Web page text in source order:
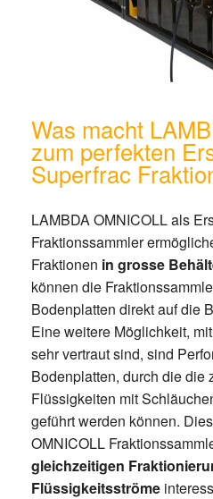
Was macht
zum perfekten
Superfrac
LAMBDA OMNICOLL als
Fraktionssammler
Fraktionen in grosse
können die
Bodenplatten direkt auf die
Eine weitere Möglichkeit,
sehr vertraut sind, sind
Bodenplatten, durch die die
Flüssigkeiten mit
geführt werden können.
OMNICOLL
gleichzeitigen
Flüssigkeitsströme